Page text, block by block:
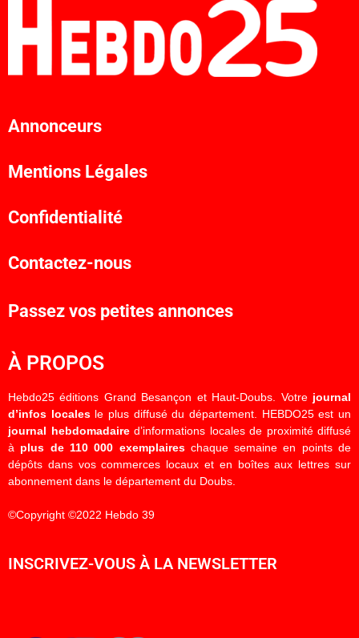
Annonceurs
Mentions Légales
Confidentialité
Contactez-nous
Passez vos petites annonces
À PROPOS
Hebdo25 éditions Grand Besançon et Haut-Doubs. Votre journal
d’infos localesle plus diffusé du département. HEBDO25 est un
journal hebdomadaired’informations locales de proximité diffusé
à plus de 110 000 exemplaireschaque semaine en points de
dépôts dans vos commerces locaux et en boîtes aux lettres sur
abonnement dans le département du Doubs.
©Copyright ©2022 Hebdo 39
INSCRIVEZ-VOUS À LA NEWSLETTER